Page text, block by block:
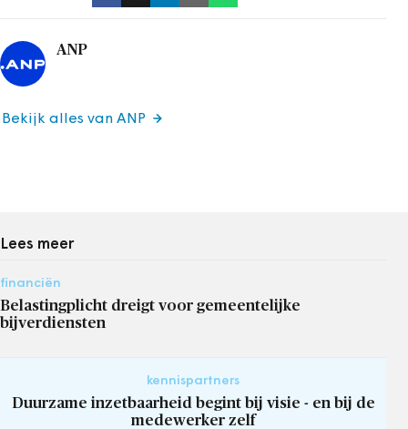
ANP
Bekijk alles van ANP
Lees meer
financiën
Belastingplicht dreigt voor gemeentelijke
bijverdiensten
kennispartners
Duurzame inzetbaarheid begint bij visie - en bij de
medewerker zelf